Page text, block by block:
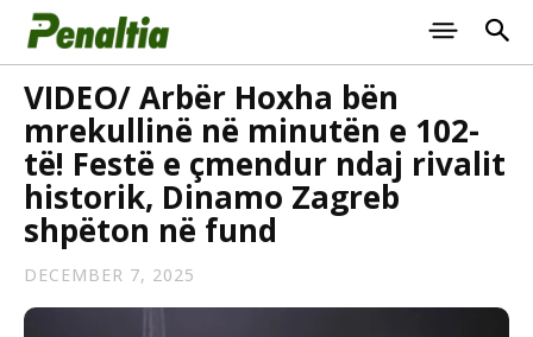
VIDEO/ Arbër Hoxha bën
mrekullinë në minutën e 102-
të! Festë e çmendur ndaj rivalit
historik, Dinamo Zagreb
shpëton në fund
DECEMBER 7, 2025